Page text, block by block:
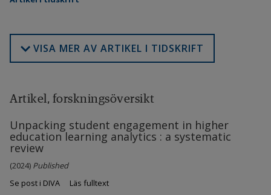
VISA MER AV ARTIKEL I TIDSKRIFT
Artikel, forskningsöversikt
Unpacking student engagement in higher
education learning analytics : a systematic
review
(2024) Published
Se post i DIVA
Läs fulltext